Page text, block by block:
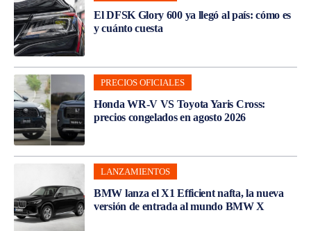
El DFSK Glory 600 ya llegó al país: cómo es
y cuánto cuesta
PRECIOS OFICIALES
Honda WR-V VS Toyota Yaris Cross:
precios congelados en agosto 2026
LANZAMIENTOS
BMW lanza el X1 Efficient nafta, la nueva
versión de entrada al mundo BMW X